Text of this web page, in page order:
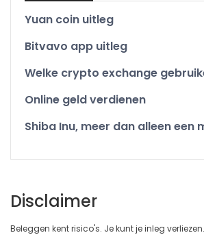
Yuan coin uitleg
Bitvavo app uitleg
Welke crypto exchange
Online geld verdienen
Shiba Inu, meer dan alleen een
Disclaimer
Beleggen kent risico's. Je kunt je inleg verliezen.